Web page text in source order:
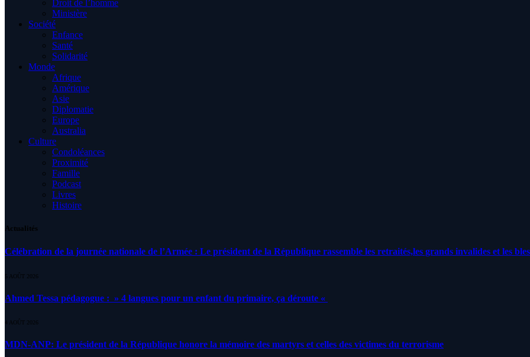
Droit de l’homme
Ministère
Société
Enfance
Santé
Solidarité
Monde
Afrique
Amérique
Asie
Diplomatie
Europe
Australia
Culture
Condoléances
Proximité
Famille
Podcast
Livres
Histoire
Actualités
Célébration de la journée nationale de l’Armée : Le président de la République rassemble les retraités,les grands invalides et les
5 AOÛT 2026
Ahmed Tessa pédagogue : » 4 langues pour un enfant du primaire, ça déroute «
4 AOÛT 2026
MDN-ANP: Le président de la République honore la mémoire des martyrs et celles des victimes du terrorisme